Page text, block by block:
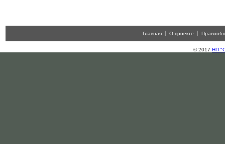
Главная О проекте
© 2017 НП